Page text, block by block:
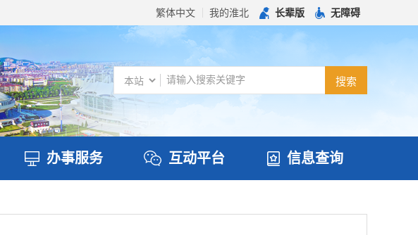
繁体中文 我的淮北 长辈版 无障碍
办事服务 互动平台 信息查询